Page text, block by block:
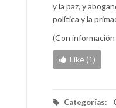
y la paz, y
política y la
(Con información
Like (1)
Categorías: